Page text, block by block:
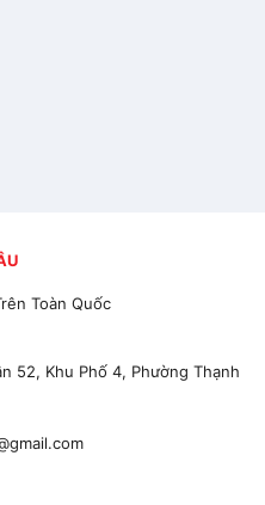
Toàn Quốc
52, Khu Phố 4, Phường Thạnh